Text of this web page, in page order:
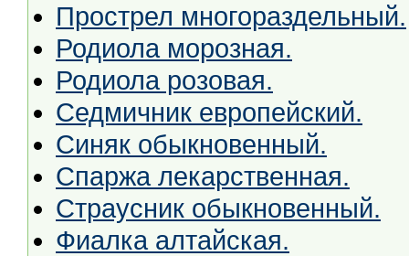
Прострел многораздельный.
Родиола морозная.
Родиола розовая.
Седмичник европейский.
Синяк обыкновенный.
Спаржа лекарственная.
Страусник обыкновенный.
Фиалка алтайская.